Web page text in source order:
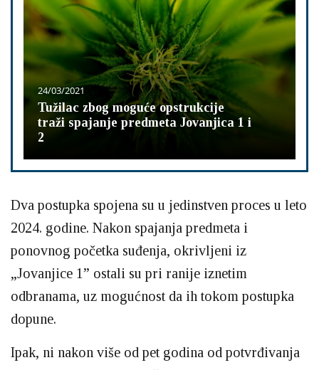
24/03/2021
Tužilac zbog moguće opstrukcije
traži spajanje predmeta Jovanjica 1 i
2
Dva postupka spojena su u jedinstven proces u leto
2024. godine. Nakon spajanja predmeta i
ponovnog početka suđenja, okrivljeni iz
„Jovanjice 1” ostali su pri ranije iznetim
odbranama, uz mogućnost da ih tokom postupka
dopune.
Ipak, ni nakon više od pet godina od potvrđivanja